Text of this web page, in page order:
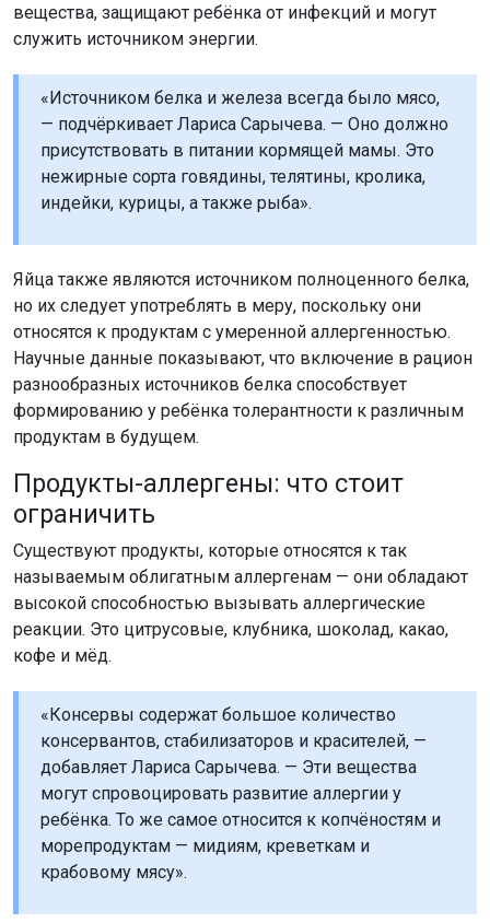
вещества, защищают ребёнка от инфекций и могут
служить источником энергии.
«Источником белка и железа всегда было мясо,
— подчёркивает Лариса Сарычева. — Оно должно
присутствовать в питании кормящей мамы. Это
нежирные сорта говядины, телятины, кролика,
индейки, курицы, а также рыба».
Яйца также являются источником полноценного белка,
но их следует употреблять в меру, поскольку они
относятся к продуктам с умеренной аллергенностью.
Научные данные показывают, что включение в рацион
разнообразных источников белка способствует
формированию у ребёнка толерантности к различным
продуктам в будущем.
Продукты-аллергены: что стоит
ограничить
Существуют продукты, которые относятся к так
называемым облигатным аллергенам — они обладают
высокой способностью вызывать аллергические
реакции. Это цитрусовые, клубника, шоколад, какао,
кофе и мёд.
«Консервы содержат большое количество
консервантов, стабилизаторов и красителей, —
добавляет Лариса Сарычева. — Эти вещества
могут спровоцировать развитие аллергии у
ребёнка. То же самое относится к копчёностям и
морепродуктам — мидиям, креветкам и
крабовому мясу».